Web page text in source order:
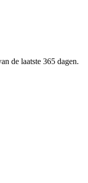
de laatste 365 dagen.